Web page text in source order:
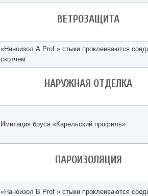
ВЕТРОЗАЩИТА
«Наноизол А Prof » стыки проклеиваются
скотчем
НАРУЖНАЯ ОТДЕЛКА
Имитация бруса «Карельский профиль»
ПАРОИЗОЛЯЦИЯ
«Наноизол В Prof » стыки проклеиваются